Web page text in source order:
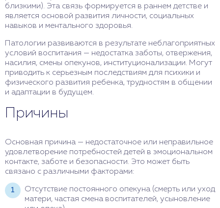
близкими). Эта связь формируется в раннем детстве и
является основой развития личности, социальных
навыков и ментального здоровья.
Патологии развиваются в результате неблагоприятных
условий воспитания — недостатка заботы, отвержения,
насилия, смены опекунов, институционализации. Могут
приводить к серьезным последствиям для психики и
физического развития ребенка, трудностям в общении
и адаптации в будущем.
Причины
Основная причина — недостаточное или неправильное
удовлетворение потребностей детей в эмоциональном
контакте, заботе и безопасности. Это может быть
связано с различными факторами:
Отсутствие постоянного опекуна (смерть или уход
матери, частая смена воспитателей, усыновление